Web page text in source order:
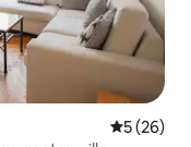
5 (26)